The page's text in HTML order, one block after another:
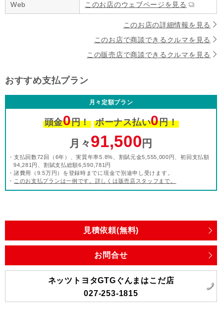
Web このお店のウェブページを見る
このお店の詳細情報を見る
このお店で商談できるクルマを見る
この販売店で商談できるクルマを見る
おすすめ支払プラン
月々定額プラン
頭金0円！ ボーナス払い0円！
月々91,500 円
・支払回数72回（6年）、実質年率5.8%、割賦元金5,555,000円、初回支払額
94,281円、割賦支払総額6,590,781円
・諸費用（9.5万円）を登録時までに現金で別途申し受けます。
・ このお支払プランは一例です。詳しくは販売店スタッフまで。
見積依頼(無料)
お問合せ
ネッツトヨタGTGぐんまはこだ店
027-253-1815